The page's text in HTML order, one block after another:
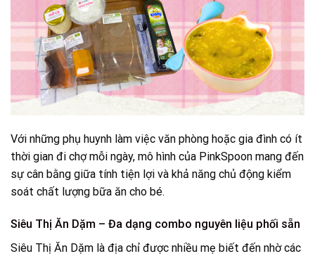
Với những phụ huynh làm việc văn phòng hoặc gia đình có ít
thời gian đi chợ mỗi ngày, mô hình của PinkSpoon mang đến
sự cân bằng giữa tính tiện lợi và khả năng chủ động kiểm
soát chất lượng bữa ăn cho bé.
Siêu Thị Ăn Dặm – Đa dạng combo nguyên liệu phối sẵn
Siêu Thị Ăn Dặm là địa chỉ được nhiều mẹ biết đến nhờ các